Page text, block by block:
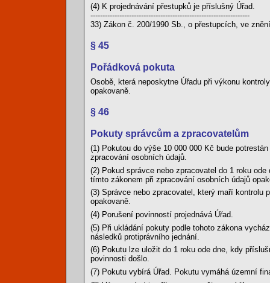
(4) K projednávání přestupků je příslušný Úřad.
------------------------------------------------------------------
33) Zákon č. 200/1990 Sb., o přestupcích, ve
§ 45
Pořádková pokuta
Osobě, která neposkytne Úřadu při výkonu
opakovaně.
§ 46
Pokuty správcům a zpracovatelům
(1) Pokutou do výše 10 000 000 Kč bude
zpracování osobních údajů.
(2) Pokud správce nebo zpracovatel do 1 roku
tímto zákonem při zpracování osobních údajů
(3) Správce nebo zpracovatel, který maří kontrolu
opakovaně.
(4) Porušení povinností projednává Úřad.
(5) Při ukládání pokuty podle tohoto zákona
následků protiprávního jednání.
(6) Pokutu lze uložit do 1 roku ode dne, kdy
povinnosti došlo.
(7) Pokutu vybírá Úřad. Pokutu vymáhá územní